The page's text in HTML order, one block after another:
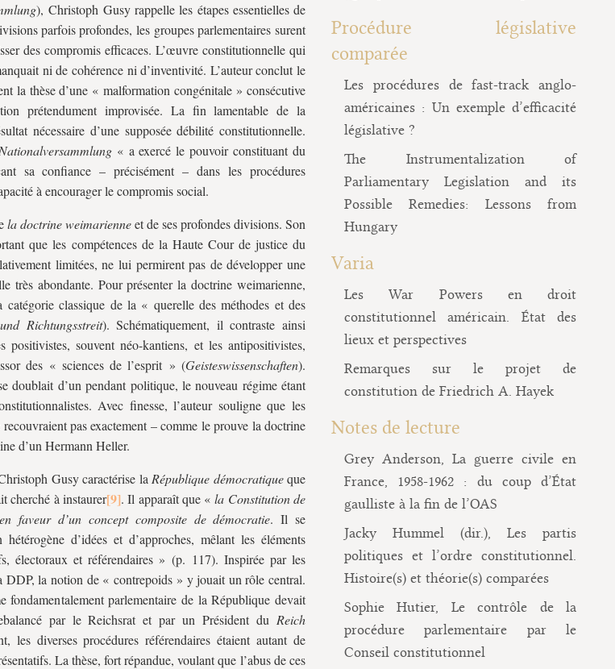
), Christoph Gusy rappelle les étapes essentielles de
parfois profondes, les groupes parlementaires surent
des compromis efficaces. L’œuvre constitutionnelle qui
ni de cohérence ni d’inventivité. L’auteur conclut le
la thèse d’une « malformation congénitale » consécutive
prétendument improvisée. La fin lamentable de la
nécessaire d’une supposée débilité constitutionnelle.
Nationalversammlung« a exercé le pouvoir constituant du
sa confiance – précisément – dans les procédures
à encourager le compromis social.
la doctrine weimarienneet de ses profondes divisions. Son
que les compétences de la Haute Cour de justice du
limitées, ne lui permirent pas de développer une
très abondante. Pour présenter la doctrine weimarienne,
classique de la « querelle des méthodes et des
Richtungsstreit). Schématiquement, il contraste ainsi
positivistes, souvent néo-kantiens, et les antipositivistes,
des « sciences de l’esprit » (Geisteswissenschaften).
doublait d’un pendant politique, le nouveau régime étant
Avec finesse, l’auteur souligne que les
pas exactement – comme le prouve la doctrine
d’un Hermann Heller.
Gusy caractérise la République démocratiqueque
cherché à instaurer
. Il apparaît que «la Constitution de
faveur d’un concept composite de démocratie. Il se
hétérogène d’idées et d’approches, mêlant les éléments
électoraux et référendaires » (p. 117). Inspirée par les
DDP, la notion de « contrepoids » y jouait un rôle central.
fondamentalement parlementaire de la République devait
par leReichsrat et par un Président du Reich
les diverses procédures référendaires étaient autant de
La thèse, fort répandue, voulant que l’abus de ces
Procédure législative
comparée
Les procédures de fast-track anglo-
américaines : Un exemple d’efficacité
législative ?
The Instrumentalization of
Parliamentary Legislation and its
Possible Remedies: Lessons from
Hungary
Varia
Les War Powers en droit
constitutionnel américain. État des
lieux et perspectives
Remarques sur le projet de
constitution de Friedrich A. Hayek
Notes de lecture
Grey Anderson, La guerre civile en
France, 1958-1962 : du coup d’État
gaulliste à la fin de l’OAS
Jacky Hummel (dir.), Les partis
politiques et l’ordre constitutionnel.
Histoire(s) et théorie(s) comparées
Sophie Hutier, Le contrôle de la
procédure parlementaire par le
Conseil constitutionnel